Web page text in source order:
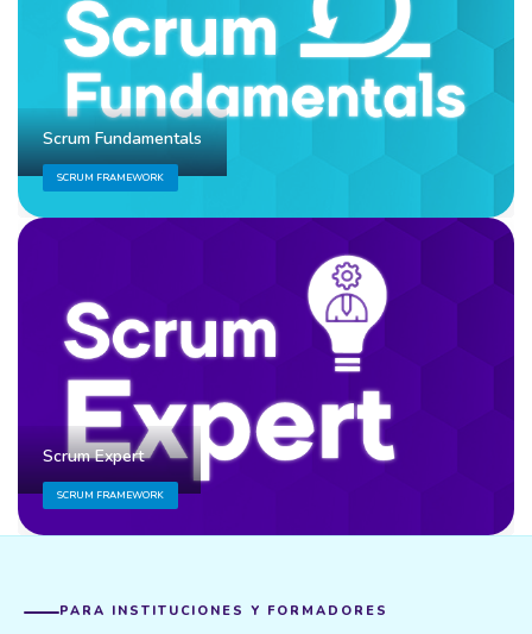
Scrum Fundamentals
SCRUM FRAMEWORK
Scrum Expert
SCRUM FRAMEWORK
PARA INSTITUCIONES Y FORMADORES